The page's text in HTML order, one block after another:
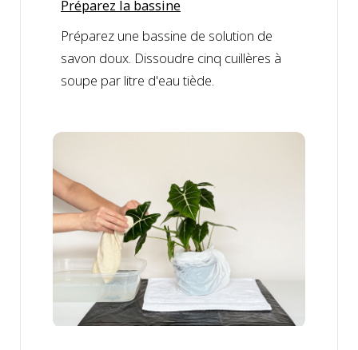
Préparez la bassine
Préparez une bassine de solution de
savon doux. Dissoudre cinq cuillères à
soupe par litre d'eau tiède.